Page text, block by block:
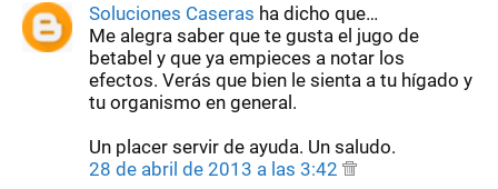
Soluciones Caseras ha dicho que…
Me alegra saber que te gusta el jugo de
betabel y que ya empieces a notar los
efectos. Verás que bien le sienta a tu hígado y
tu organismo en general.
Un placer servir de ayuda. Un saludo.
28 de abril de 2013 a las 3:42